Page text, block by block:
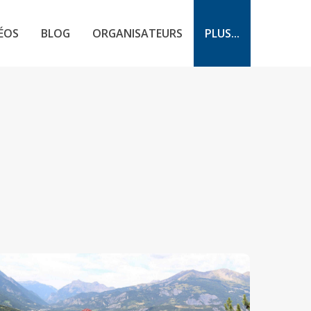
BLOG ORGANISATEURS PLUS...